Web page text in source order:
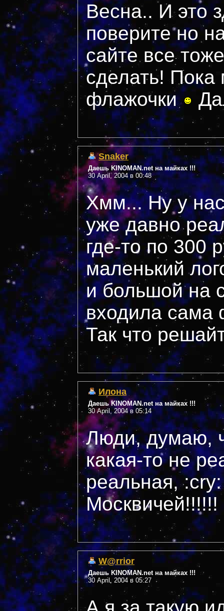
Весна.. И это
поверите но
сайте все
сделать!
флажочки
Snaker
Даешь KINOMAN.net на майках !!!
30 April, 2004 в 00:48
Хмм... Ну у
уже давно
где-то по 300
маленький
и большой на
входила сама
Так что
Илона
Даешь KINOMAN.net на майках !!!
30 April, 2004 в 05:14
Люди, думаю,
какая-то не
реальная,
Москвичей!!!!!!
W@rrior
Даешь KINOMAN.net на майках !!!
30 April, 2004 в 05:27